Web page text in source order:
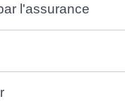
l'assurance